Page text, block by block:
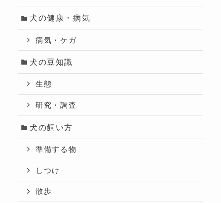
犬の健康・病気
病気・ケガ
犬の豆知識
生態
研究・調査
犬の飼い方
準備する物
しつけ
散歩